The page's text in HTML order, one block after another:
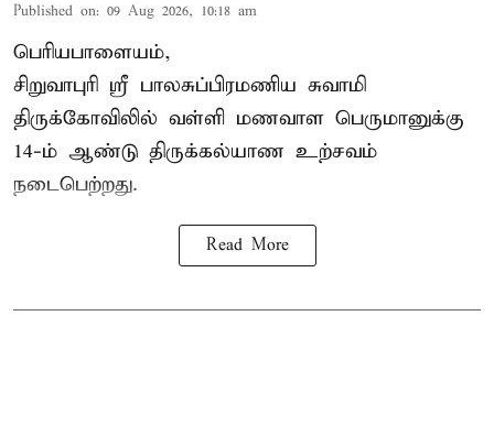
Published on: 09 Aug 2026, 10:18 am
பெரியபாளையம்,
சிறுவாபுரி ஸ்ரீ பாலசுப்பிரமணிய சுவாமி
திருக்கோவிலில் வள்ளி மணவாள பெருமானுக்கு
14-ம் ஆண்டு திருக்கல்யாண உற்சவம்
நடைபெற்றது.
Read More